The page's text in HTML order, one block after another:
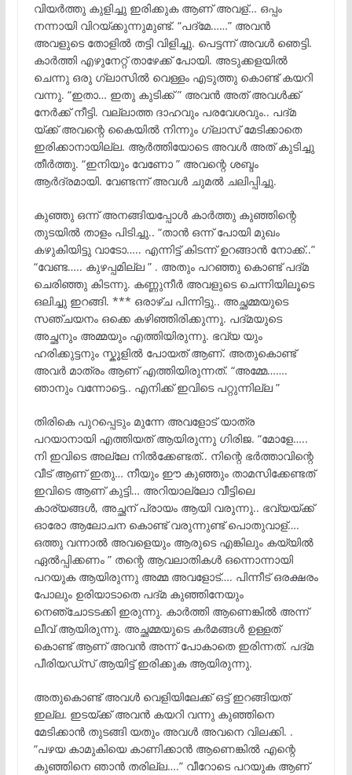
വിയർത്തു കുളിച്ചു ഇരിക്കുക ആണ് അവള്… ഒപ്പം
നന്നായി വിറയ്ക്കുന്നുമുണ്ട്. “പദ്മേ……” അവൻ
അവളുടെ തോളിൽ തട്ടി വിളിച്ചു. പെട്ടന്ന് അവൾ ഞെട്ടി.
കാർത്തി എഴുനേറ്റ് താഴേക്ക് പോയി. അടുക്കളയിൽ
ചെന്നു ഒരു ഗ്ലാസിൽ വെള്ളം എടുത്തു കൊണ്ട് കയറി
വന്നു. “ഇതാ… ഇതു കുടിക്ക് ” അവൻ അത് അവൾക്ക്
നേർക്ക് നീട്ടി. വല്ലാത്ത ദാഹവും പരവേശവും.. പദ്മ
യ്ക്ക് അവന്റെ കൈയിൽ നിന്നും ഗ്ലാസ്‌ മേടിക്കാതെ
ഇരിക്കാനായില്ല. ആർത്തിയോടെ അവൾ അത് കുടിച്ചു
തീർത്തു. “ഇനിയും വേണോ ” അവന്റെ ശബ്ദം
ആർദ്രമായി. വേണ്ടന്ന് അവൾ ചുമൽ ചലിപ്പിച്ചു.
കുഞ്ഞു ഒന്ന് അനങ്ങിയപ്പോൾ കാർത്തു കുഞ്ഞിന്റെ
തുടയിൽ താളം പിടിച്ചു.. “താൻ ഒന്ന് പോയി മുഖം
കഴുകിയിട്ടു വാടോ….. എന്നിട്ട് കിടന്ന് ഉറങ്ങാൻ നോക്ക്..”
“വേണ്ട….. കുഴപ്പമില്ല ” . അതും പറഞ്ഞു കൊണ്ട് പദ്മ
ചെരിഞ്ഞു കിടന്നു. കണ്ണുനീർ അവളുടെ ചെന്നിയിലൂടെ
ഒലിച്ചു ഇറങ്ങി. *** ഒരാഴ്ച പിന്നിട്ടു.. അച്ഛമ്മയുടെ
സഞ്ചയനം ഒക്കെ കഴിഞ്ഞിരിക്കുന്നു. പദ്മയുടെ
അച്ഛനും അമ്മയും എത്തിയിരുന്നു. ഭവ്യ യും
ഹരിക്കുട്ടനും സ്കൂളിൽ പോയത് ആണ്. അതുകൊണ്ട്
അവർ മാത്രം ആണ് എത്തിയിരുന്നത്. “അമ്മേ…….
ഞാനും വന്നോട്ടെ.. എനിക്ക് ഇവിടെ പറ്റുന്നില്ല ”
തിരികെ പുറപ്പെടും മുന്നേ അവളോട് യാത്ര
പറയാനായി എത്തിയത് ആയിരുന്നു ഗിരിജ. “മോളേ…..
നി ഇവിടെ അല്ലേ നിൽക്കേണ്ടത്.. നിന്റെ ഭർത്താവിന്റെ
വീട് ആണ് ഇതു… നീയും ഈ കുഞ്ഞും താമസിക്കേണ്ടത്
ഇവിടെ ആണ് കുട്ടി… അറിയാല്ലോ വീട്ടിലെ
കാര്യങ്ങൾ, അച്ഛന് പ്രായം ആയി വരുന്നു.. ഭവ്യയ്ക്ക്
ഓരോ ആലോചന കൊണ്ട് വരുന്നുണ്ട് പൊതുവാള്….
ഒത്തു വന്നാൽ അവളെയും ആരുടെ എങ്കിലും കയ്യിൽ
ഏൽപ്പിക്കണം ” തന്റെ ആവലാതികൾ ഒന്നൊന്നായി
പറയുക ആയിരുന്നു അമ്മ അവളോട്…. പിന്നീട് ഒരക്ഷരം
പോലും ഉരിയാടാതെ പദ്മ കുഞ്ഞിനേയും
നെഞ്ചോടടക്കി ഇരുന്നു. കാർത്തി ആണെങ്കിൽ അന്ന്
ലീവ് ആയിരുന്നു. അച്ഛമ്മയുടെ കർമങ്ങൾ ഉള്ളത്
കൊണ്ട് ആണ് അവൻ അന്ന് പോകാതെ ഇരിന്നത്. പദ്മ
പീരിയഡ്‌സ് ആയിട്ട് ഇരിക്കുക ആയിരുന്നു.
അതുകൊണ്ട് അവൾ വെളിയിലേക്ക് ഒട്ട് ഇറങ്ങിയത്
ഇല്ല. ഇടയ്ക്ക് അവൻ കയറി വന്നു കുഞ്ഞിനെ
മേടിക്കാൻ തുടങ്ങി യതും അവൾ അവനെ വിലക്കി. .
“പഴയ കാമുകിയെ കാണിക്കാൻ ആണെങ്കിൽ എന്റെ
കുഞ്ഞിനെ ഞാൻ തരില്ല….” വീറോടെ പറയുക ആണ്